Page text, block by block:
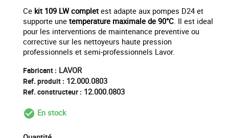
Ce kit 109 LW complet est adapte aux pompes D24 et
supporte une temperature maximale de 90°C. Il est ideal
pour les interventions de maintenance preventive ou
corrective sur les nettoyeurs haute pression
professionnels et semi-professionnels Lavor.
Fabricant : LAVOR
Ref. produit : 12.000.0803
Ref. constructeur : 12.000.0803
check_circle_outline
En stock